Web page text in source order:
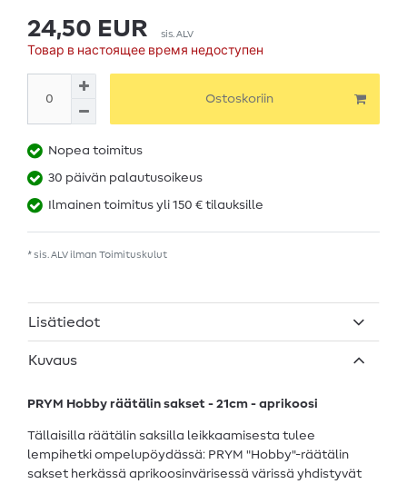
24,50 EUR sis. ALV
Товар в настоящее время недоступен
Ostoskoriin
Nopea toimitus
30 päivän palautusoikeus
Ilmainen toimitus yli 150 € tilauksille
* sis. ALV ilman Toimituskulut
Lisätiedot
Kuvaus
PRYM Hobby räätälin sakset - 21cm - aprikoosi
Tällaisilla räätälin saksilla leikkaamisesta tulee
lempihetki ompelupöydässä: PRYM "Hobby"-räätälin
sakset herkässä aprikoosinvärisessä värissä yhdistyvät